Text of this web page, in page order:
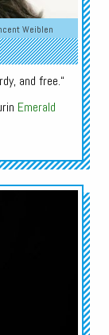
Weiblen
and free.“
Emerald
Audio-
Player